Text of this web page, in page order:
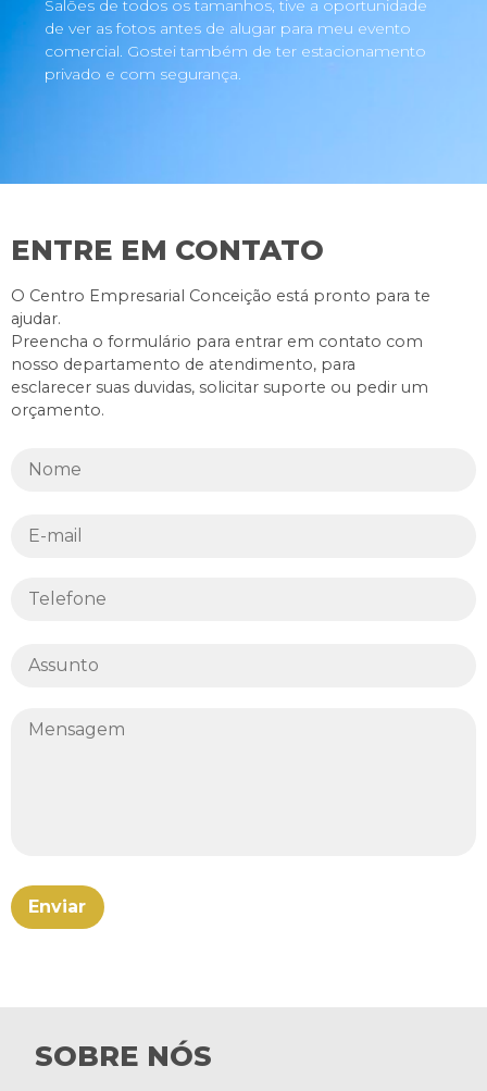
Salões de todos os tamanhos, tive a oportunidade
de ver as fotos antes de alugar para meu evento
comercial. Gostei também de ter estacionamento
privado e com segurança.
ENTRE EM CONTATO
O Centro Empresarial Conceição está pronto para te
ajudar.
Preencha o formulário para entrar em contato com
nosso departamento de atendimento, para
esclarecer suas duvidas, solicitar suporte ou pedir um
orçamento.
SOBRE NÓS